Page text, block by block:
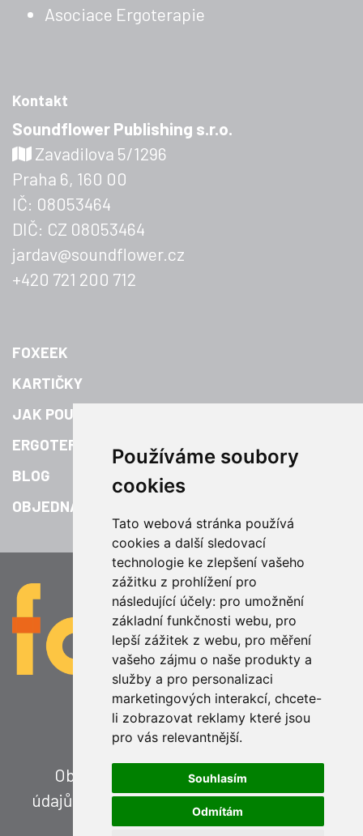
Používáme soubory
cookies
Tato webová stránka používá
cookies a další sledovací
technologie ke zlepšení vašeho
zážitku z prohlížení pro
následující účely: pro umožnění
základní funkčnosti webu, pro
lepší zážitek z webu, pro měření
vašeho zájmu o naše produkty a
služby a pro personalizaci
marketingových interakcí, chcete-
li zobrazovat reklamy které jsou
pro vás relevantnější.
Souhlasím
Odmítám
Asociace Ergoterapie
Kontakt
Soundflower Publishing s.r.o.
Zavadilova 5/1296
Praha 6, 160 00
IČ: 08053464
DIČ: CZ 08053464
jardav@soundflower.cz
+420 721 200 712
FOXEEK
KARTIČKY
JAK POUŽÍVAT
ERGOTERAPIE
BLOG
OBJEDNAT
Sledujte nás na:
Obchodní podmínky
Ochrana osobních
údajů
Odstoupení od smlouvy
Nastavení
cookies